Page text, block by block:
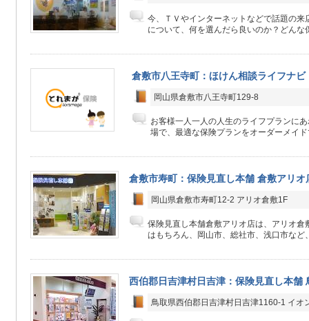
今、ＴＶやインターネットなどで話題の来
について、何を選んだら良いのか？どんな
倉敷市八王寺町：ほけん相談ライフナ
岡山県倉敷市八王寺町129-8
お客様一人一人の人生のライフプランに
場で、最適な保険プランをオーダーメイ
倉敷市寿町：保険見直し本舗 倉敷アリオ
岡山県倉敷市寿町12-2 アリオ倉敷1F
保険見直し本舗倉敷アリオ店は、アリオ倉
はもちろん、岡山市、総社市、浅口市など
西伯郡日吉津村日吉津：保険見直し本舗
鳥取県西伯郡日吉津村日吉津1160-1 イオ